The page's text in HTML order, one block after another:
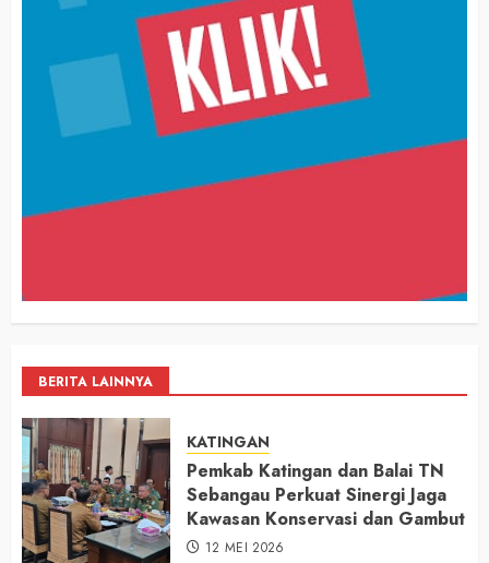
BERITA LAINNYA
KATINGAN
Pemkab Katingan dan Balai TN
Sebangau Perkuat Sinergi Jaga
Kawasan Konservasi dan Gambut
12 MEI 2026